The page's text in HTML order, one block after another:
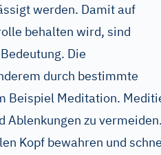
werden. Damit auf
behalten wird, sind
Die
durch bestimmte
Beispiel Meditation.
Ablenkungen zu
Kopf bewahren und